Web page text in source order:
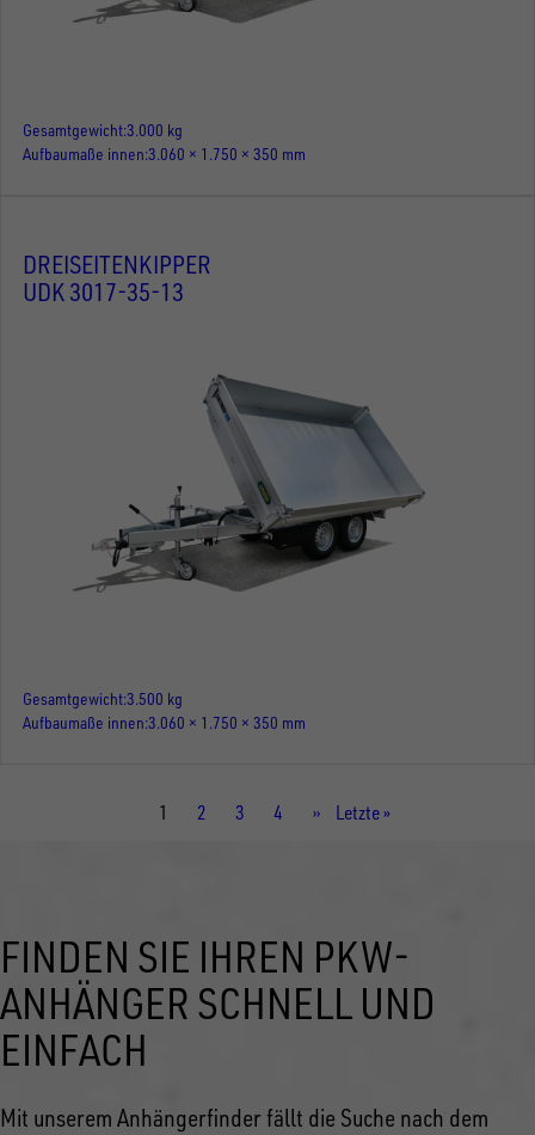
Gesamtgewicht3.000 kg
Aufbaumaße innen 3.060 × 1.750 × 350 mm
DREISEITENKIPPER
UDK 3017-35-13
Gesamtgewicht3.500 kg
Aufbaumaße innen 3.060 × 1.750 × 350 mm
Aktuelle
1 Seite
2 Seite
3 Seite
4
Nächste
››
Letzte
Letzte »
FINDEN SIE IHREN PKW-
ANHÄNGER SCHNELL UND
EINFACH
Mit unserem Anhängerfinder fällt die Suche nach dem